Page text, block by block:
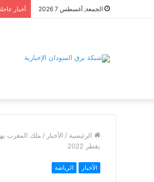
الجمعة, أغسطس 7 2026 أخبار
الرئيسية / الأخبار / ملك المغرب
بقطر 2022
الأخبار الرياضة